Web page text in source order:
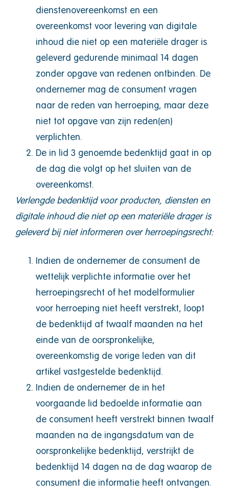
dienstenovereenkomst en een
overeenkomst voor levering van digitale
inhoud die niet op een materiële drager is
geleverd gedurende minimaal 14 dagen
zonder opgave van redenen ontbinden. De
ondernemer mag de consument vragen
naar de reden van herroeping, maar deze
niet tot opgave van zijn reden(en)
verplichten.
De in lid 3 genoemde bedenktijd gaat in op
de dag die volgt op het sluiten van de
overeenkomst.
Verlengde bedenktijd voor producten, diensten en
digitale inhoud die niet op een materiële drager is
geleverd bij niet informeren over herroepingsrecht:
Indien de ondernemer de consument de
wettelijk verplichte informatie over het
herroepingsrecht of het modelformulier
voor herroeping niet heeft verstrekt, loopt
de bedenktijd af twaalf maanden na het
einde van de oorspronkelijke,
overeenkomstig de vorige leden van dit
artikel vastgestelde bedenktijd.
Indien de ondernemer de in het
voorgaande lid bedoelde informatie aan
de consument heeft verstrekt binnen twaalf
maanden na de ingangsdatum van de
oorspronkelijke bedenktijd, verstrijkt de
bedenktijd 14 dagen na de dag waarop de
consument die informatie heeft ontvangen.